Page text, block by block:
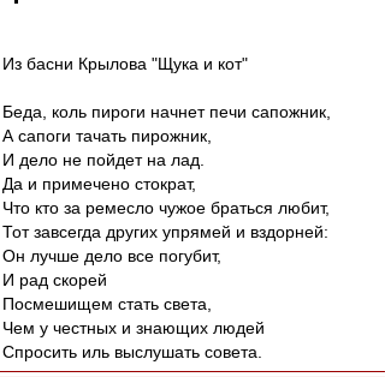
Из басни Крылова "Щука и кот"
Беда, коль пироги начнет печи сапожник,
А сапоги тачать пирожник,
И дело не пойдет на лад.
Да и примечено стократ,
Что кто за ремесло чужое браться любит,
Тот завсегда других упрямей и вздорней:
Он лучше дело все погубит,
И рад скорей
Посмешищем стать света,
Чем у честных и знающих людей
Спросить иль выслушать совета.